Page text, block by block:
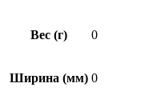
Вес (г) 0
Ширина (мм) 0